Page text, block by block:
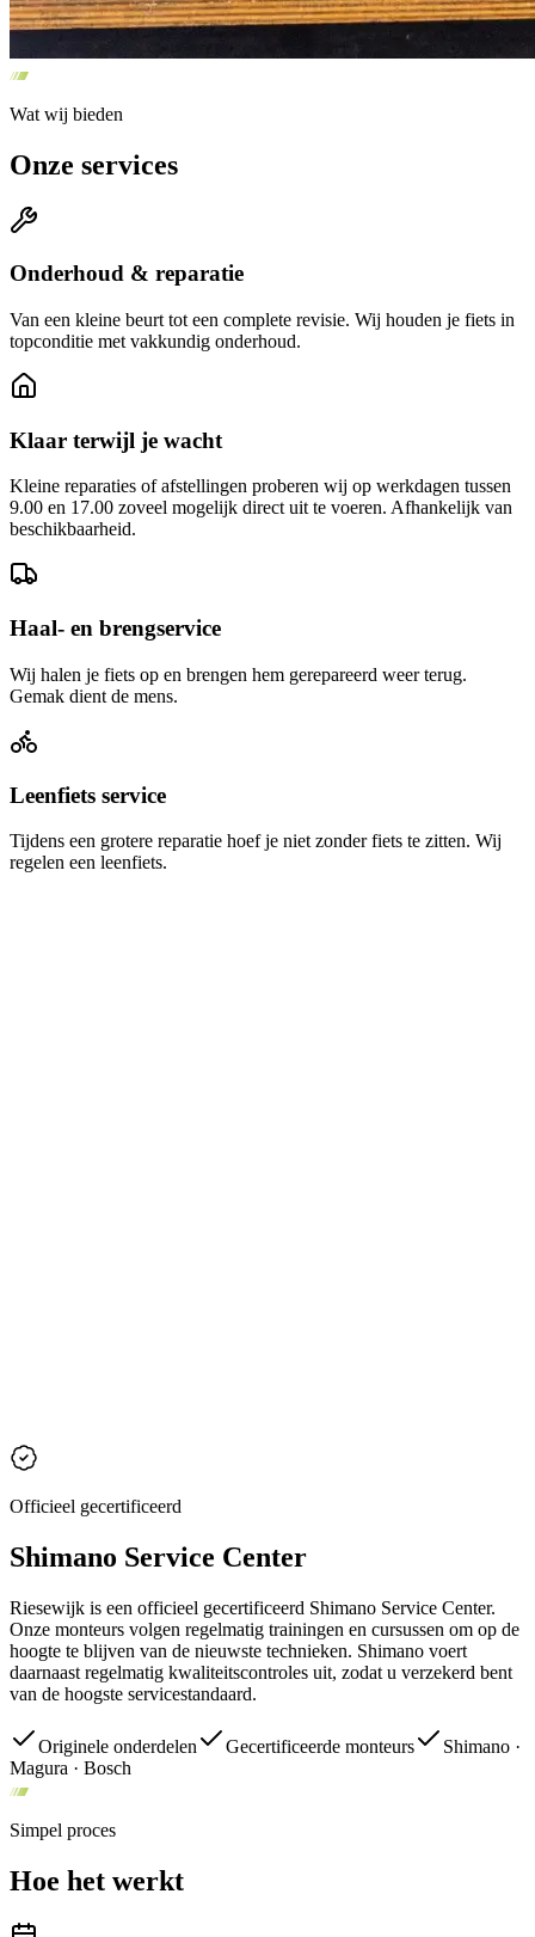
Wat wij bieden
Onze services
Onderhoud & reparatie
Van een kleine beurt tot een complete revisie. Wij houden je fiets in
topconditie met vakkundig onderhoud.
Klaar terwijl je wacht
Kleine reparaties of afstellingen proberen wij op werkdagen tussen
9.00 en 17.00 zoveel mogelijk direct uit te voeren. Afhankelijk van
beschikbaarheid.
Haal- en brengservice
Wij halen je fiets op en brengen hem gerepareerd weer terug.
Gemak dient de mens.
Leenfiets service
Tijdens een grotere reparatie hoef je niet zonder fiets te zitten. Wij
regelen een leenfiets.
Officieel gecertificeerd
Shimano Service Center
Riesewijk is een officieel gecertificeerd Shimano Service Center.
Onze monteurs volgen regelmatig trainingen en cursussen om op de
hoogte te blijven van de nieuwste technieken. Shimano voert
daarnaast regelmatig kwaliteitscontroles uit, zodat u verzekerd bent
van de hoogste servicestandaard.
Originele onderdelen Gecertificeerde monteurs
Shimano ·
Magura · Bosch
Simpel proces
Hoe het werkt